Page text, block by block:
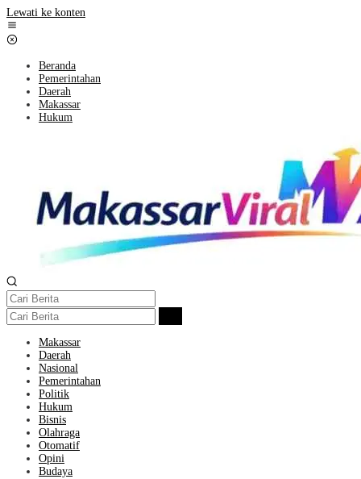
Lewati ke konten
Beranda
Pemerintahan
Daerah
Makassar
Hukum
Makassar
Daerah
Nasional
Pemerintahan
Politik
Hukum
Bisnis
Olahraga
Otomatif
Opini
Budaya